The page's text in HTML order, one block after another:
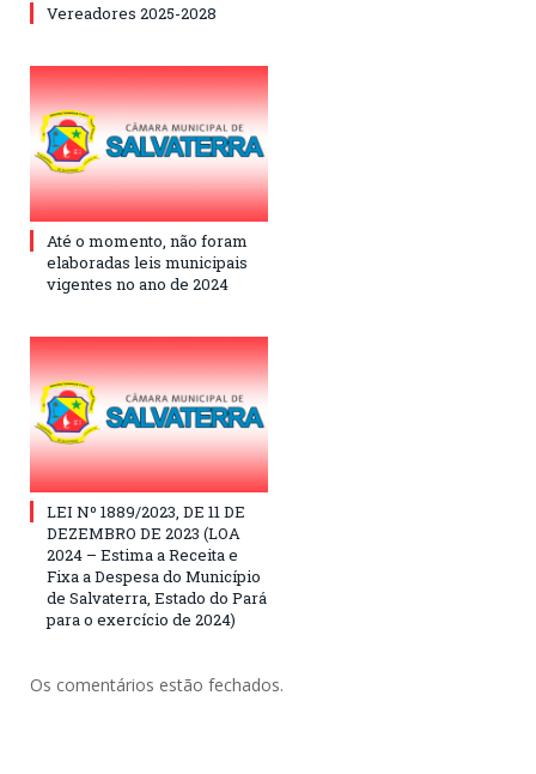
Vereadores 2025-2028
Até o momento, não foram
elaboradas leis municipais
vigentes no ano de 2024
LEI Nº 1889/2023, DE 11 DE
DEZEMBRO DE 2023 (LOA
2024 – Estima a Receita e
Fixa a Despesa do Município
de Salvaterra, Estado do Pará
para o exercício de 2024)
Os comentários estão fechados.